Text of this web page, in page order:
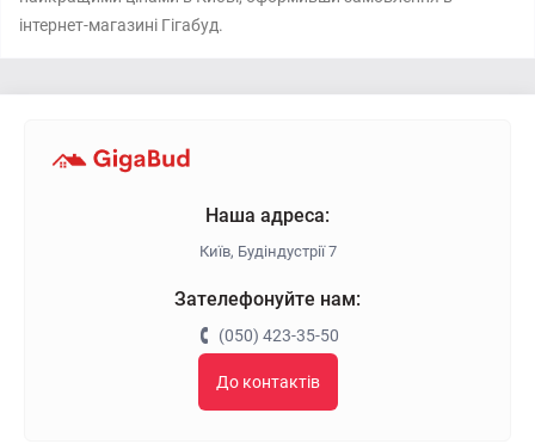
інтернет-магазині Гігабуд.
Наша адреса:
Київ, Будіндустрії 7
Зателефонуйте нам:
(050) 423-35-50
До контактів